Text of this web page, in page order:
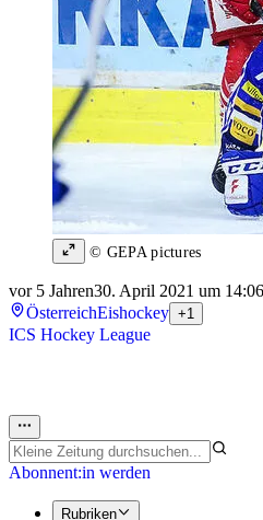
© GEPA pictures
vor 5 Jahren30. April 2021 um 14:06
ÖsterreichEishockey +1
ICS Hockey League
Abonnent:in werden
Rubriken